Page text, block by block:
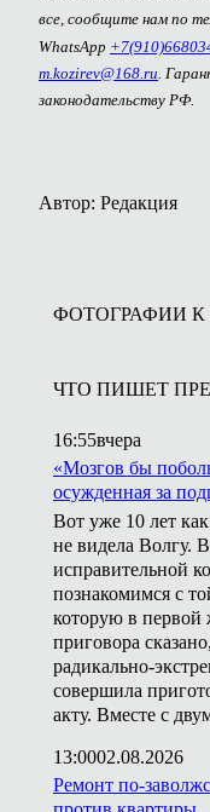
все, сообщите нам по
WhatsApp
m.kozirev@168.ru .
законодательству РФ.
Автор: Редакция
ФОТОГРАФИИ
ЧТО ПИШЕТ
16:55вчера
«Мозгов бы
осужденная за
Вот уже 10 лет
не видела Волгу.
исправительной
познакомимся с
которую в первой
приговора
радикально-
совершила
акту. Вместе с
13:0002.08.2026
Ремонт по-